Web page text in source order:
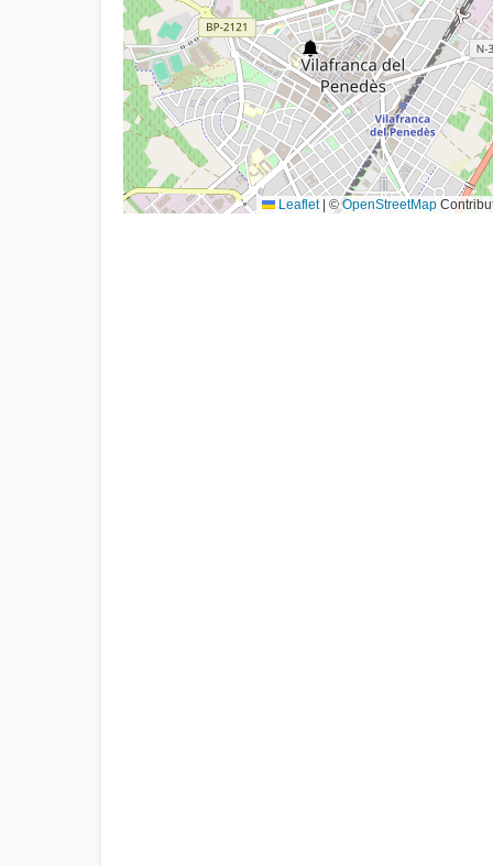
Leaflet ©OpenStreetMap